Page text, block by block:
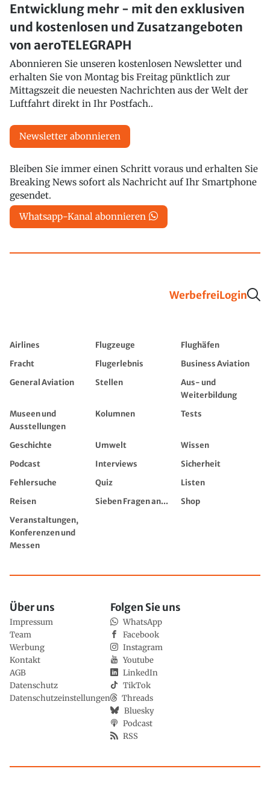
Entwicklung mehr - mit den exklusiven
und kostenlosen und Zusatzangeboten
von aeroTELEGRAPH
Abonnieren Sie unseren kostenlosen Newsletter und
erhalten Sie von Montag bis Freitag pünktlich zur
Mittagszeit die neuesten Nachrichten aus der Welt der
Luftfahrt direkt in Ihr Postfach..
Newsletter abonnieren
Bleiben Sie immer einen Schritt voraus und erhalten Sie
Breaking News sofort als Nachricht auf Ihr Smartphone
gesendet.
Whatsapp-Kanal abonnieren
WerbefreiLogin
Airlines Flugzeuge
Flughäfen
Fracht
Flugerlebnis
Business Aviation
General Aviation
Stellen
Aus- und
Weiterbildung
Museen und
Ausstellungen
Kolumnen Tests
Geschichte Umwelt
Wissen
Podcast
Interviews
Sicherheit
Fehlersuche
Quiz
Listen
Reisen
Sieben Fragen an...
Shop
Veranstaltungen,
Konferenzen und
Messen
Über uns
Impressum
Team
Werbung
Kontakt
AGB
Datenschutz
Datenschutzeinstellungen
Folgen Sie uns
WhatsApp
Facebook
Instagram
Youtube
LinkedIn
TikTok
Threads
Bluesky
Podcast
RSS